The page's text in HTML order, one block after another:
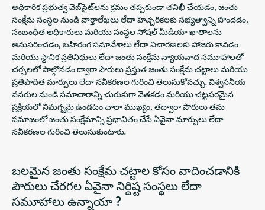
అధికారిక ప్రభుత్వ వెబ్‌సైట్‌లను క్రమం తప్పకుండా తనిఖీ చేయడం, జంతు
సంక్షేమ సంస్థల నుండి వార్తాలేఖలు లేదా హెచ్చరికలకు సభ్యత్వాన్ని పొందడం,
సంబంధిత అధికారులు మరియు సంస్థల సోషల్ మీడియా ఖాతాలను
అనుసరించడం, బహిరంగ సమావేశాలు లేదా విచారణలకు హాజరు కావడం
మరియు స్థానిక ప్రతినిధులు లేదా జంతు సంక్షేమ న్యాయవాద సమూహాలతో
చర్చలలో పాల్గొనడం ద్వారా పౌరులు ప్రస్తుత జంతు సంక్షేమ చట్టాలు మరియు
ప్రతిపాదిత మార్పులు లేదా నవీకరణల గురించి తెలుసుకోవచ్చు. విశ్వసనీయ
వనరుల నుండి సమాచారాన్ని చురుకుగా వెతకడం మరియు చట్టపరమైన
ప్రక్రియలో నిమగ్నమై ఉండటం చాలా ముఖ్యం, తద్వారా పౌరులు తమ
సమాజంలో జంతు సంక్షేమాన్ని ప్రభావితం చేసే ఏవైనా మార్పులు లేదా
నవీకరణల గురించి తెలుసుకుంటారు.
బలమైన జంతు సంక్షేమ చట్టాలకోసం వాదించడానికి
పౌరులు చేరగల ఏవైనా నిర్దిష్ట సంస్థలు లేదా
సమూహాలు ఉన్నాయా ?